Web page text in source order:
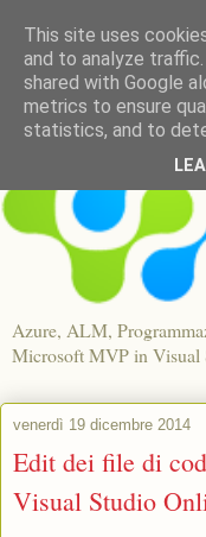
Azure, ALM,
Microsoft MVP in
venerdì 19 dicembre 2014
Edit dei file di
Visual Studio
This site uses
and to analyze
shared with Google
metrics to ensure
statistics, and to